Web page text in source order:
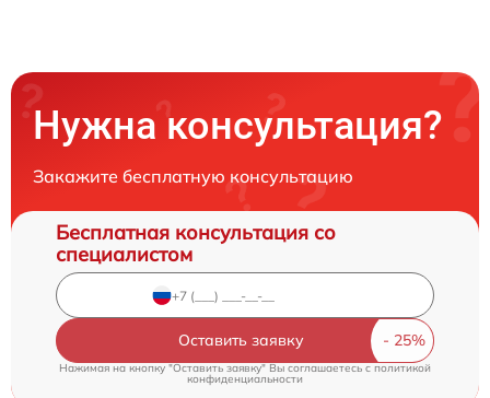
Нужна консультация?
Закажите бесплатную консультацию
Бесплатная консультация со
специалистом
Оставить заявку
Нажимая на кнопку "Оставить заявку" Вы соглашаетесь cполитикой
конфиденциальности